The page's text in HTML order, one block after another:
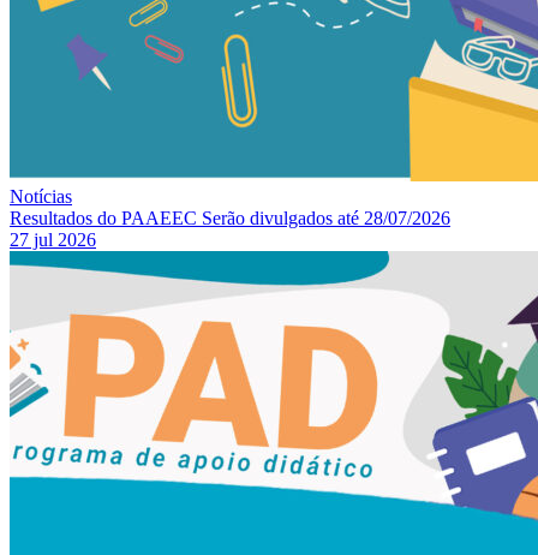
Notícias
Resultados do PAAEEC Serão divulgados até 28/07/2026
27 jul 2026